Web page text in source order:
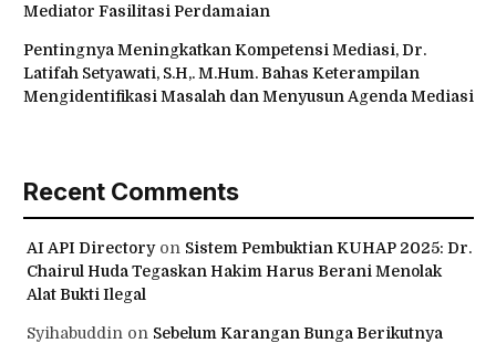
Mediator Fasilitasi Perdamaian
Pentingnya Meningkatkan Kompetensi Mediasi, Dr.
Latifah Setyawati, S.H,. M.Hum. Bahas Keterampilan
Mengidentifikasi Masalah dan Menyusun Agenda Mediasi
Recent Comments
AI API Directoryon Sistem Pembuktian KUHAP 2025: Dr.
Chairul Huda Tegaskan Hakim Harus Berani Menolak
Alat Bukti Ilegal
Syihabuddin on Sebelum Karangan Bunga Berikutnya